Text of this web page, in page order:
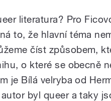
literatura? Pro
to, že hlavní téma
číst způsobem,
o které se obecně
je Bílá velryba od
byl queer a taky